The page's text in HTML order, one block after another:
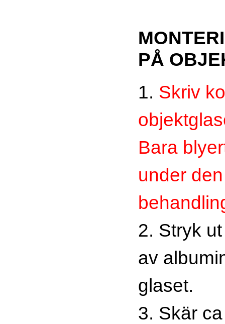
PÅ
1. Skriv
Bara
under
2. Stryk
av
glaset.
3. Skär